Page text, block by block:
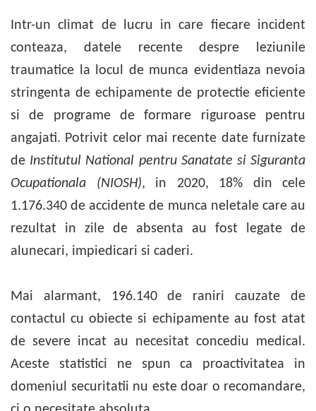
Articole de unica folosinta
Copii - tricouri si hanorace
Intr-un climat de lucru in care fiecare incident
conteaza, datele recente despre leziunile
traumatice la locul de munca evidentiaza nevoia
stringenta de echipamente de protectie eficiente
si de programe de formare riguroase pentru
angajati. Potrivit celor mai recente date furnizate
de Institutul National pentru Sanatate si Siguranta
Ocupationala (NIOSH), in 2020, 18% din cele
1.176.340 de accidente de munca neletale care au
rezultat in zile de absenta au fost legate de
alunecari, impiedicari si caderi.
Mai alarmant, 196.140 de raniri cauzate de
contactul cu obiecte si echipamente au fost atat
de severe incat au necesitat concediu medical.
Aceste statistici ne spun ca proactivitatea in
domeniul securitatii nu este doar o recomandare,